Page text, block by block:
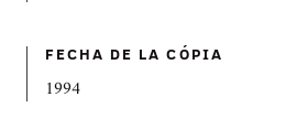
FECHA DE LA CÓPIA
1994